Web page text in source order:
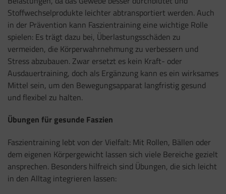
Stoffwechselprodukte leichter abtransportiert werden. Auch
in der Prävention kann Faszientraining eine wichtige Rolle
spielen: Es trägt dazu bei, Überlastungsschäden zu
vermeiden, die Körperwahrnehmung zu verbessern und
Stress abzubauen. Zwar ersetzt es kein Kraft- oder
Ausdauertraining, doch als Ergänzung kann es ein wirksames
Mittel sein, um den Bewegungsapparat langfristig gesund
und flexibel zu halten.
Übungen für gesunde Faszien
Faszientraining lebt von der Vielfalt: Mit Rollen, Bällen oder
dem eigenen Körpergewicht lassen sich viele Bereiche gezielt
ansprechen. Besonders hilfreich sind Übungen, die sich leicht
in den Alltag integrieren lassen: